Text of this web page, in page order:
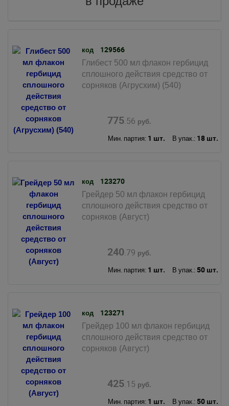
код 129566
Глибест 500 мл флакон гербицид
сплошного действия средство от
сорняков (Агрусхим) (540)
775.56 руб.
Мин. партия: 1 шт. В упак.: 18 шт.
код 123270
Грейдер 50 мл флакон гербицид
сплошного действия средство от
сорняков (Август)
240.79 руб.
Мин. партия: 1 шт. В упак.: 50 шт.
код 123271
Грейдер 100 мл флакон гербицид
сплошного действия средство от
сорняков (Август)
425.15 руб.
Мин. партия: 1 шт. В упак.: 50 шт.